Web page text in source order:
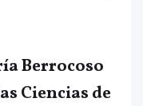
Berrocoso
Ciencias de